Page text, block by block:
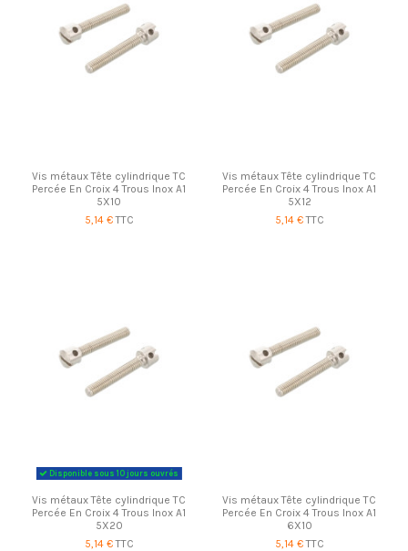
Vis métaux Tête cylindrique TC
Percée En Croix 4 Trous Inox A1
5X10
5,14 €TTC
Vis métaux Tête cylindrique TC
Percée En Croix 4 Trous Inox A1
5X12
5,14 €TTC
Disponible sous 10 jours ouvrés
Vis métaux Tête cylindrique TC
Percée En Croix 4 Trous Inox A1
5X20
5,14 €TTC
Vis métaux Tête cylindrique TC
Percée En Croix 4 Trous Inox A1
6X10
5,14 €TTC